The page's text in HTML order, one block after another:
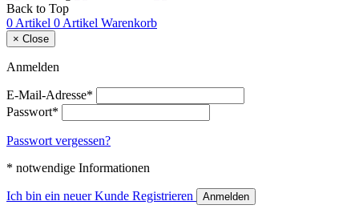
Back to Top
0 Artikel 0 Artikel Warenkorb
× Close
Anmelden
E-Mail-Adresse*
Passwort*
Passwort vergessen?
* notwendige Informationen
Ich bin ein neuer Kunde Registrieren Anmelden